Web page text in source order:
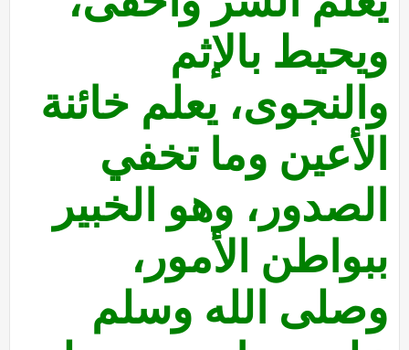
ويحيط بالإثم
والنجوى، يعلم خائنة
الأعين وما تخفي
الصدور، وهو الخبير
ببواطن الأمور،
وصلى الله وسلم